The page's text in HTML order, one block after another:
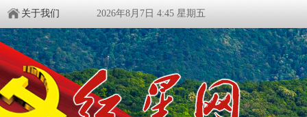
关于我们 2026年8月7日 4:45 星期五